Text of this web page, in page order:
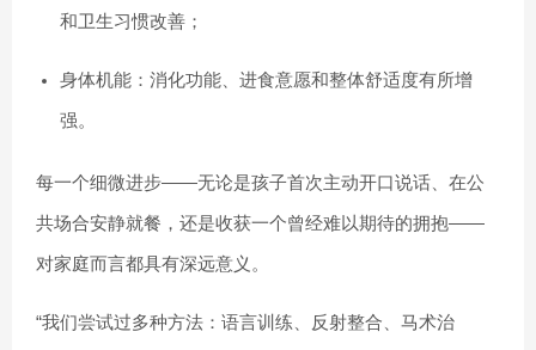
和卫生习惯改善；
身体机能：消化功能、进食意愿和整体舒适度有所增
强。
每一个细微进步——无论是孩子首次主动开口说话、在公
共场合安静就餐，还是收获一个曾经难以期待的拥抱——
对家庭而言都具有深远意义。
“我们尝试过多种方法：语言训练、反射整合、马术治